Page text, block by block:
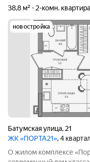
38,8 м²
2-комн. квартира
новостройка
Батумская улица, 21
ЖК «ПОРТА21», 4
О жилом комплексе